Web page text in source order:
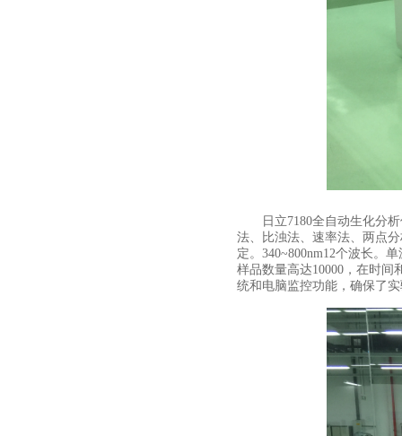
日立7180全自动生化分析
法、比浊法、速率法、两点
定。340~800nm12个波长。
样品数量高达10000，在时
统和电脑监控功能，确保了